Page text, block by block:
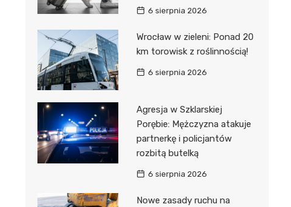
6 sierpnia 2026
Wrocław w zieleni: Ponad 20
km torowisk z roślinnością!
6 sierpnia 2026
Agresja w Szklarskiej
Porębie: Mężczyzna atakuje
partnerkę i policjantów
rozbitą butelką
6 sierpnia 2026
Nowe zasady ruchu na